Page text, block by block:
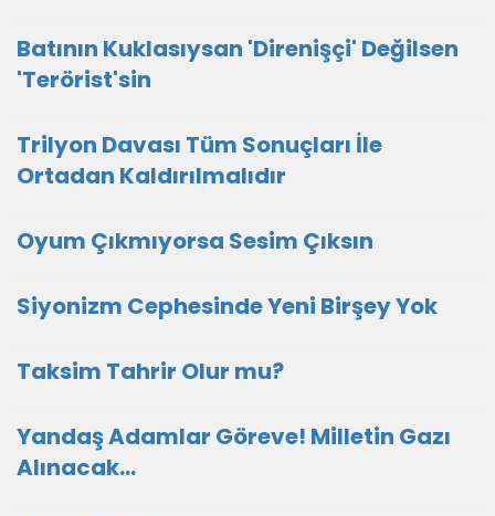
Batının Kuklasıysan 'Direnişçi' Değilsen
'Terörist'sin
Trilyon Davası Tüm Sonuçları İle
Ortadan Kaldırılmalıdır
Oyum Çıkmıyorsa Sesim Çıksın
Siyonizm Cephesinde Yeni Birşey Yok
Taksim Tahrir Olur mu?
Yandaş Adamlar Göreve! Milletin Gazı
Alınacak...